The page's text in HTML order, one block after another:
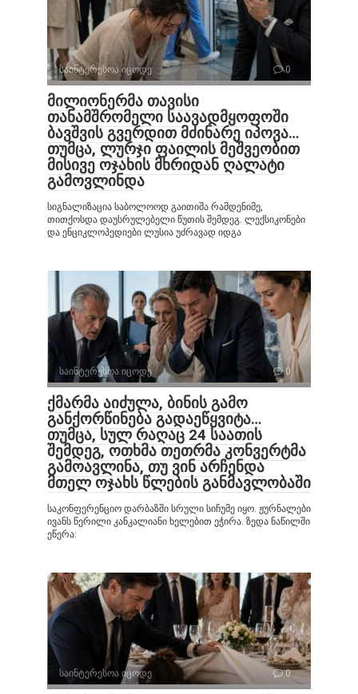
საინტერესოა იცოდე 0
მილიონერმა თავისი
თანამშრომელი საავადმყოფოში
ბავშვის გვერდით მძინარე იპოვა…
თუმცა, ლურჯი ფაილის მეშვეობით
მისივე ოჯახის მხრიდან ღალატი
გამოვლინდა
სიგნალიზაცია საბოლოოდ გაითიშა რამდენიმე,
თითქოსდა დაუსრულებელი წუთის შემდეგ. ლექსიკონები
და ენციკლოპედიები ლუსია უძრავად იდგა
საინტერესოა იცოდე 0
ქმარმა აიძულა, ბინის გამო
განქორწინება გადაეწყვიტა…
თუმცა, სულ რაღაც 24 საათის
შემდეგ, ოთხმა თეთრმა კონვერტმა
გამოავლინა, თუ ვინ არჩენდა
მთელ ოჯახს წლების განმავლობაში
საკონფერენციო დარბაზში სრული სიჩუმე იყო. ჟურნალები
ივანს წერილი კანკალიანი ხელებით ეჭირა. ზედა ნაწილში
ეწერა:
საინტერესოა იცოდე 0